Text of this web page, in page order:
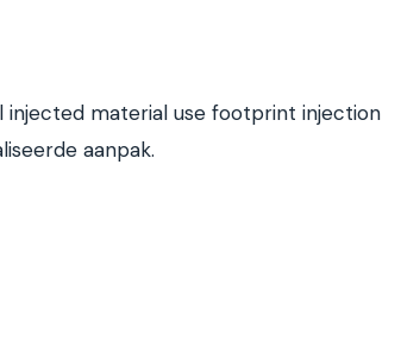
material use footprint injection
aanpak.